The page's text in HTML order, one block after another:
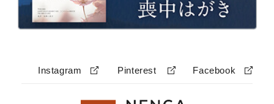
Instagram Pinterest Facebook